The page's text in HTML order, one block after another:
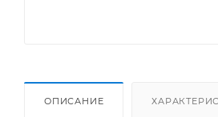
ОПИСАНИЕ